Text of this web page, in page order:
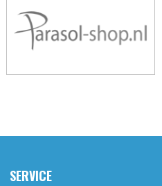
SERVICE